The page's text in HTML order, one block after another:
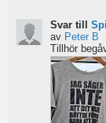
Svar till
av Peter B